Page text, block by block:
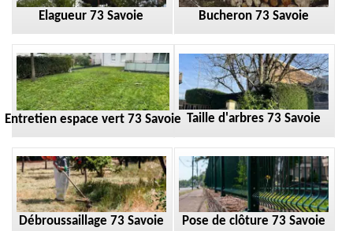
Elagueur 73 Savoie Bucheron 73 Savoie
Entretien espace vert 73 Savoie Taille d'arbres 73 Savoie
Débroussaillage 73 Savoie Pose de clôture 73 Savoie